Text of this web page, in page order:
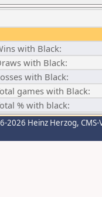
with Black:
with Black:
with Black:
games with Black:
% with black:
2026 Heinz Herzog,